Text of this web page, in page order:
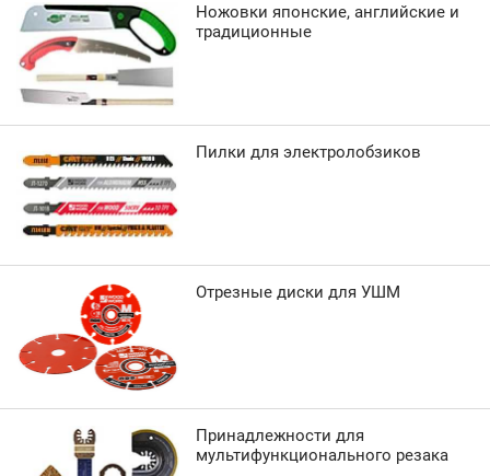
Ножовки японские, английские и
традиционные
Пилки для электролобзиков
Отрезные диски для УШМ
Принадлежности для
мультифункционального резака